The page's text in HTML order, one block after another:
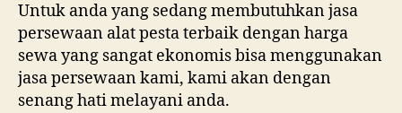
Untuk anda yang sedang membutuhkan jasa
persewaan alat pesta terbaik dengan harga
sewa yang sangat ekonomis bisa menggunakan
jasa persewaan kami, kami akan dengan
senang hati melayani anda.